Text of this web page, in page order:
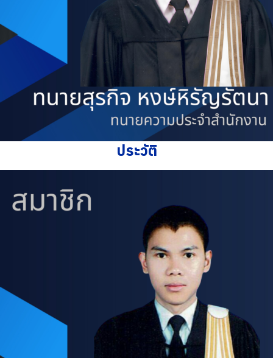
ประวัติ